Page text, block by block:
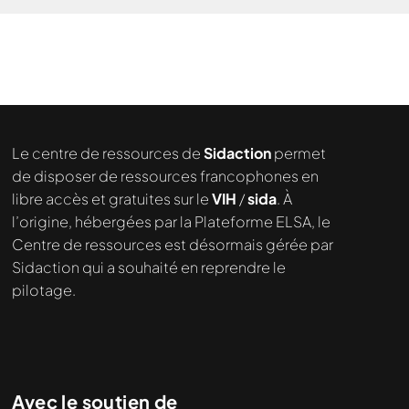
Le centre de ressources deSidactionpermet
de disposer de ressources francophones en
libre accès et gratuites sur leVIH /sida. À
l’origine, hébergées par la Plateforme ELSA, le
Centre de ressources est désormais gérée par
Sidaction qui a souhaité en reprendre le
pilotage.
Avec le soutien de